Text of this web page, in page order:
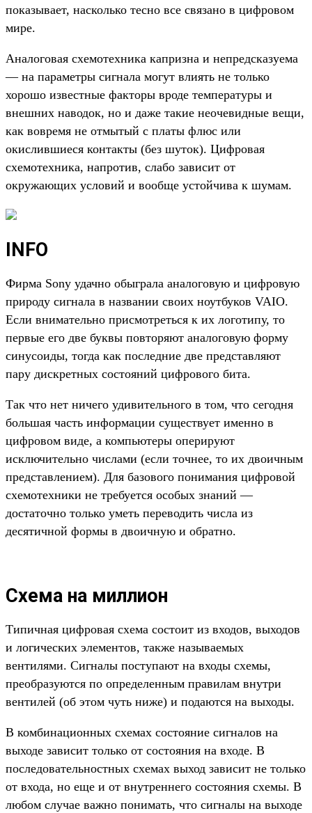
показывает, насколько тесно все связано в цифровом
мире.
Аналоговая схемотехника капризна и непредсказуема
— на параметры сигнала могут влиять не только
хорошо известные факторы вроде температуры и
внешних наводок, но и даже такие неочевидные вещи,
как вовремя не отмытый с платы флюс или
окислившиеся контакты (без шуток). Цифровая
схемотехника, напротив, слабо зависит от
окружающих условий и вообще устойчива к шумам.
INFO
Фирма Sony удачно обыграла аналоговую и цифровую
природу сигнала в названии своих ноутбуков VAIO.
Если внимательно присмотреться к их логотипу, то
первые его две буквы повторяют аналоговую форму
синусоиды, тогда как последние две представляют
пару дискретных состояний цифрового бита.
Так что нет ничего удивительного в том, что сегодня
большая часть информации существует именно в
цифровом виде, а компьютеры оперируют
исключительно числами (если точнее, то их двоичным
представлением). Для базового понимания цифровой
схемотехники не требуется особых знаний —
достаточно только уметь переводить числа из
десятичной формы в двоичную и обратно.
Схема на миллион
Типичная цифровая схема состоит из входов, выходов
и логических элементов, также называемых
вентилями. Сигналы поступают на входы схемы,
преобразуются по определенным правилам внутри
вентилей (об этом чуть ниже) и подаются на выходы.
В комбинационных схемах состояние сигналов на
выходе зависит только от состояния на входе. В
последовательностных схемах выход зависит не только
от входа, но еще и от внутреннего состояния схемы. В
любом случае важно понимать, что сигналы на выходе